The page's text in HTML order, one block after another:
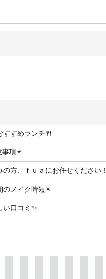
すめランチ🍴
事項✴︎
方、ｆｕａにお任せください！
のメイク時短✴︎
い口コミ✨